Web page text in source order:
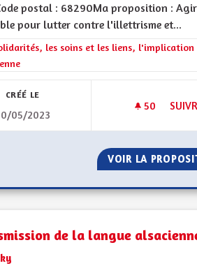
citoyenne
MAINTIEN À DOMICILE
CHARGE DU MAINTIEN À DOMICILE
postal : 68290Ma proposition : Agir
pour lutter contre l'illettrisme et...
les résultats de la catégorie : Les
les soins et les liens, l'implication
CRÉÉ LE
05/2023
50 50
VOIR LA
de la langue